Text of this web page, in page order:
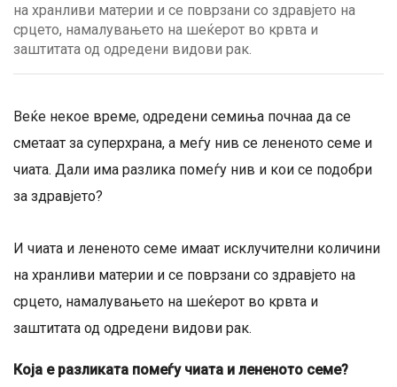
на хранливи материи и се поврзани со здравјето на
срцето, намалувањето на шеќерот во крвта и
заштитата од одредени видови рак.
Веќе некое време, одредени семиња почнаа да се
сметаат за суперхрана, а меѓу нив се лененото семе и
чиата. Дали има разлика помеѓу нив и кои се подобри
за здравјето?
И чиата и лененото семе имаат исклучителни количини
на хранливи материи и се поврзани со здравјето на
срцето, намалувањето на шеќерот во крвта и
заштитата од одредени видови рак.
Која е разликата помеѓу чиата и лененото семе?